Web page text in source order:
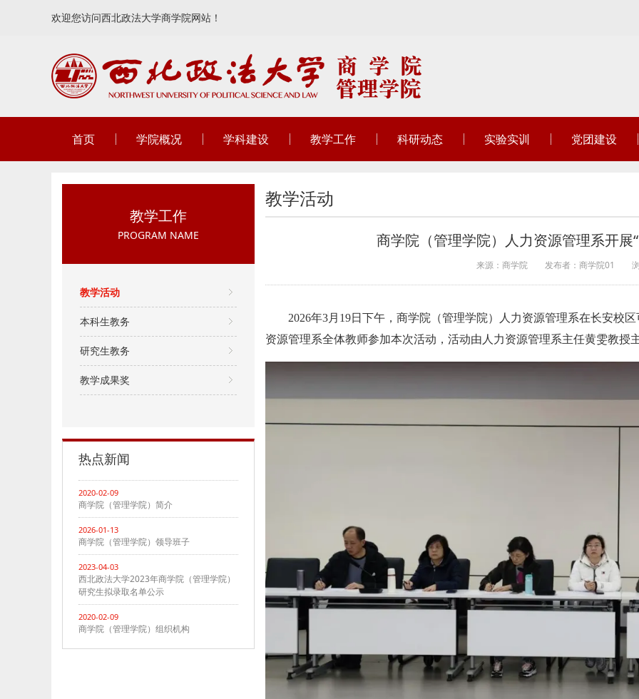
欢迎您访问西北政法大学商学院网站！
首页 学院概况 学科建设 教学工作 科研动态 实验实训 党团建设
教学工作
PROGRAM NAME
教学活动
本科生教务
研究生教务
教学成果奖
热点新闻
2020-02-09
商学院（管理学院）简介
2026-01-13
商学院（管理学院）领导班子
2023-04-03
西北政法大学2023年商学院（管理学院）
研究生拟录取名单公示
2020-02-09
商学院（管理学院）组织机构
教学活动
商学院（管理学院）人力资源管理系开展
来源：商学院 发布者：商学院01
2026年3月19日下午，商学院（管理学院）人力资源管理系在长安校
资源管理系全体教师参加本次活动，活动由人力资源管理系主任黄雯教授